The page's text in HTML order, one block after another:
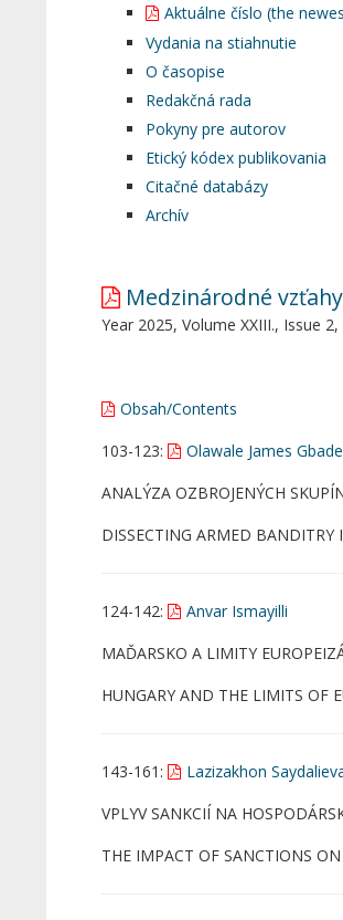
Aktuálne číslo (the
Vydania na stiahnutie
O časopise
Redakčná rada
Pokyny pre autorov
Etický kódex publikovania
Citačné databázy
Archív
Medzinárodné
Year 2025, Volume XXIII., Issue
Obsah/Contents
103-123:
Olawale James
ANALÝZA OZBROJENÝCH
DISSECTING ARMED BANDITRY
124-142:
Anvar Ismayilli
MAĎARSKO A LIMITY
HUNGARY AND THE LIMITS OF
143-161:
Lazizakhon
VPLYV SANKCIÍ NA
THE IMPACT OF SANCTIONS